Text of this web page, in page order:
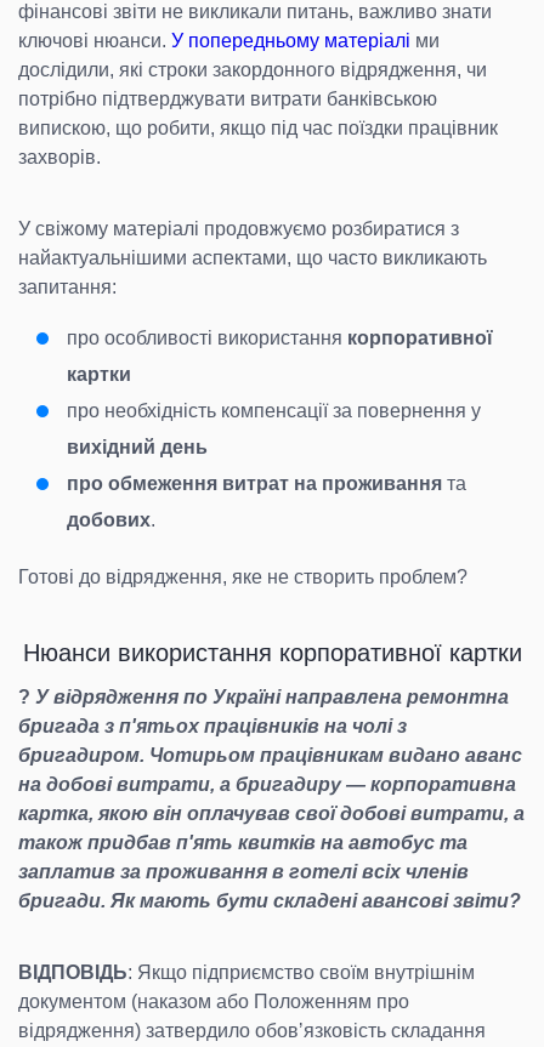
фінансові звіти не викликали питань, важливо знати
ключові нюанси. У попередньому матеріалі ми
дослідили, які строки закордонного відрядження, чи
потрібно підтверджувати витрати банківською
випискою, що робити, якщо під час поїздки працівник
захворів.
У свіжому матеріалі продовжуємо розбиратися з
найактуальнішими аспектами, що часто викликають
запитання:
про особливості використання корпоративної
картки
про необхідність компенсації за повернення у
вихідний день
про обмеження витрат на проживання та
добових.
Готові до відрядження, яке не створить проблем?
Нюанси використання корпоративної картки
? У відрядження по Україні направлена ремонтна
бригада з п'ятьох працівників на чолі з
бригадиром. Чотирьом працівникам видано аванс
на добові витрати, а бригадиру — корпоративна
картка, якою він оплачував свої добові витрати, а
також придбав п'ять квитків на автобус та
заплатив за проживання в готелі всіх членів
бригади. Як мають бути складені авансові звіти?
ВІДПОВІДЬ: Якщо підприємство своїм внутрішнім
документом (наказом або Положенням про
відрядження) затвердило обовʼязковість складання